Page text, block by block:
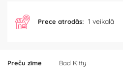
Preču zīme Bad Kitty
Prece atrodās: 1 veikalā